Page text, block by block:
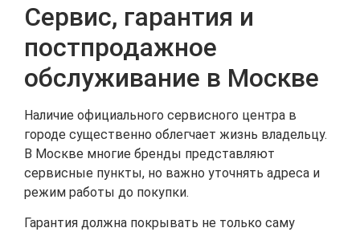
Сервис, гарантия и
постпродажное
обслуживание в Москве
Наличие официального сервисного центра в
городе существенно облегчает жизнь владельцу.
В Москве многие бренды представляют
сервисные пункты, но важно уточнять адреса и
режим работы до покупки.
Гарантия должна покрывать не только саму